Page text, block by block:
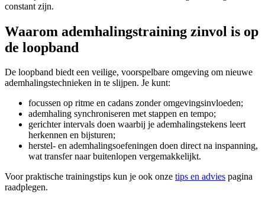
constant zijn.
Waarom ademhalingstraining zinvol is op
de loopband
De loopband biedt een veilige, voorspelbare omgeving om nieuwe
ademhalingstechnieken in te slijpen. Je kunt:
focussen op ritme en cadans zonder omgevingsinvloeden;
ademhaling synchroniseren met stappen en tempo;
gerichter intervals doen waarbij je ademhalingstekens leert
herkennen en bijsturen;
herstel- en ademhalingsoefeningen doen direct na inspanning,
wat transfer naar buitenlopen vergemakkelijkt.
Voor praktische trainingstips kun je ook onze tips en advies pagina
raadplegen.